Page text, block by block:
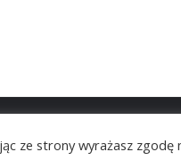
ze strony wyrażasz zgodę